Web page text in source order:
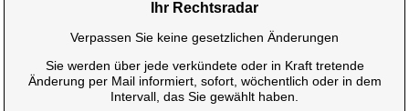
Ihr Rechtsradar
Verpassen Sie keine gesetzlichen Änderungen
Sie werden über jede verkündete oder in Kraft tretende
Änderung per Mail informiert, sofort, wöchentlich oder in dem
Intervall, das Sie gewählt haben.